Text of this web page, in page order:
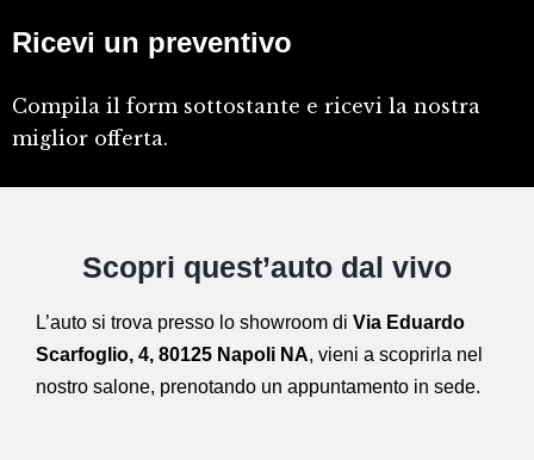
Ricevi un preventivo
Compila il form sottostante e ricevi la nostra
miglior offerta.
Scopri quest’auto dal vivo
L’auto si trova presso lo showroom di Via Eduardo
Scarfoglio, 4, 80125 Napoli NA, vieni a scoprirla nel
nostro salone, prenotando un appuntamento in sede.